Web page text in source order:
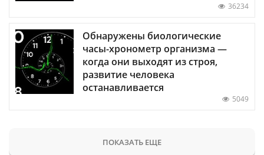
36234
Обнаружены биологические
часы-хронометр организма —
когда они выходят из строя,
развитие человека
останавливается
5049
ПОКАЗАТЬ ЕЩЕ